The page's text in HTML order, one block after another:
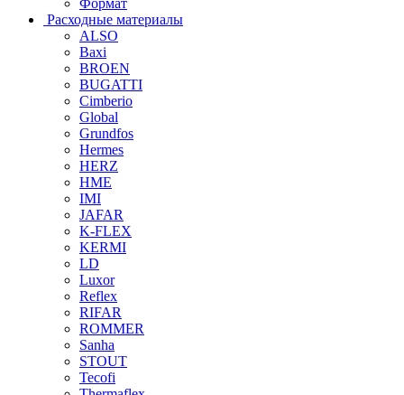
Расходные материалы
ALSO
Baxi
BROEN
BUGATTI
Cimberio
Global
Grundfos
Hermes
HERZ
HME
IMI
JAFAR
K-FLEX
KERMI
LD
Luxor
Reflex
RIFAR
ROMMER
Sanha
STOUT
Tecofi